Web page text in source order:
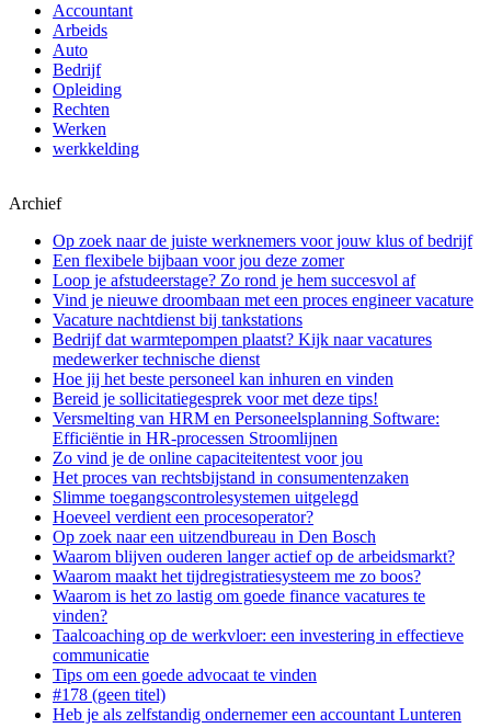
Accountant
Arbeids
Auto
Bedrijf
Opleiding
Rechten
Werken
werkkelding
Archief
Op zoek naar de juiste werknemers voor jouw klus of bedrijf
Een flexibele bijbaan voor jou deze zomer
Loop je afstudeerstage? Zo rond je hem succesvol af
Vind je nieuwe droombaan met een proces engineer vacature
Vacature nachtdienst bij tankstations
Bedrijf dat warmtepompen plaatst? Kijk naar vacatures
medewerker technische dienst
Hoe jij het beste personeel kan inhuren en vinden
Bereid je sollicitatiegesprek voor met deze tips!
Versmelting van HRM en Personeelsplanning Software:
Efficiëntie in HR-processen Stroomlijnen
Zo vind je de online capaciteitentest voor jou
Het proces van rechtsbijstand in consumentenzaken
Slimme toegangscontrolesystemen uitgelegd
Hoeveel verdient een procesoperator?
Op zoek naar een uitzendbureau in Den Bosch
Waarom blijven ouderen langer actief op de arbeidsmarkt?
Waarom maakt het tijdregistratiesysteem me zo boos?
Waarom is het zo lastig om goede finance vacatures te
vinden?
Taalcoaching op de werkvloer: een investering in effectieve
communicatie
Tips om een goede advocaat te vinden
#178 (geen titel)
Heb je als zelfstandig ondernemer een accountant Lunteren